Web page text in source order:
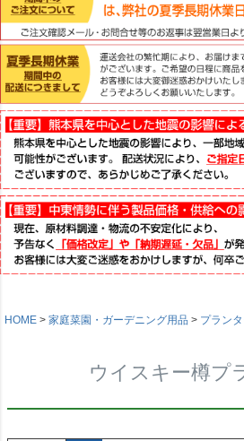
HOME 家庭菜園・ガーデニング用品 プラン
ウイスキー樽プ